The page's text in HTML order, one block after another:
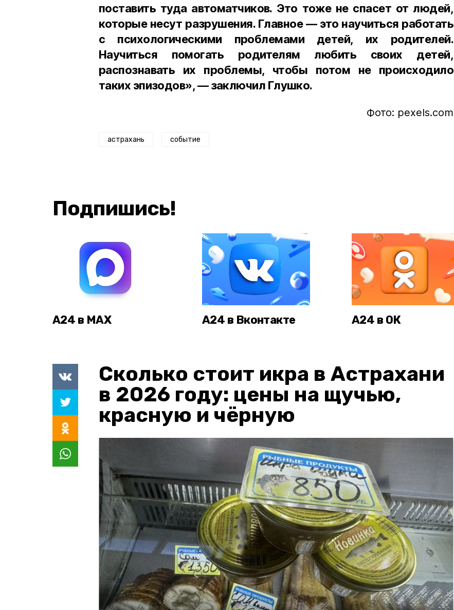
поставить туда автоматчиков. Это тоже не спасет от людей,
которые несут разрушения. Главное — это научиться работать
с психологическими проблемами детей, их родителей.
Научиться помогать родителям любить своих детей,
распознавать их проблемы, чтобы потом не происходило
таких эпизодов», — заключил Глушко.
Фото: pexels.com
астрахань событие
Подпишись!
А24 в MAX А24 в Вконтакте А24 в ОК
Сколько стоит икра в Астрахани
в 2026 году: цены на щучью,
красную и чёрную